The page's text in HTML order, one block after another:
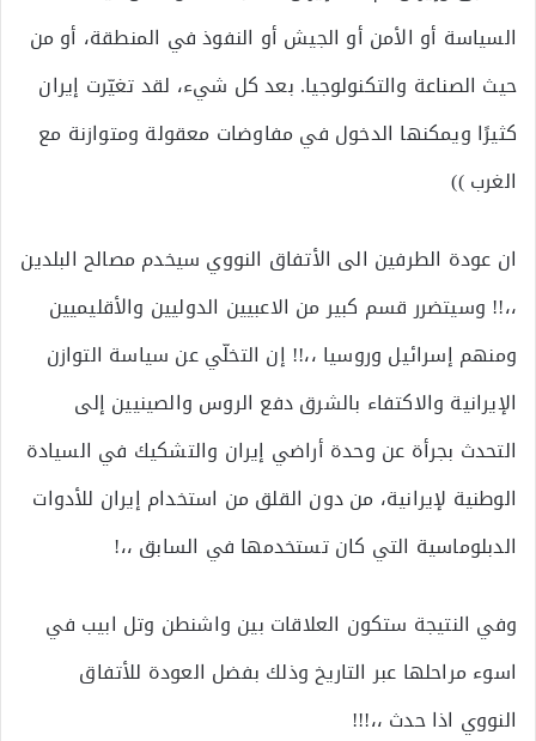
السياسة أو الأمن أو الجيش أو النفوذ في المنطقة، أو من
حيث الصناعة والتكنولوجيا. بعد كل شيء، لقد تغيّرت إيران
كثيرًا ويمكنها الدخول في مفاوضات معقولة ومتوازنة مع
الغرب ))
ان عودة الطرفين الى الأتفاق النووي سيخدم مصالح البلدين
،،!! وسيتضرر قسم كبير من الاعبيين الدوليين والأقليميين
ومنهم إسرائيل وروسيا ،،!! إن التخلّي عن سياسة التوازن
الإيرانية والاكتفاء بالشرق دفع الروس والصينيين إلى
التحدث بجرأة عن وحدة أراضي إيران والتشكيك في السيادة
الوطنية لإيرانية، من دون القلق من استخدام إيران للأدوات
الدبلوماسية التي كان تستخدمها في السابق ،،!
وفي النتيجة ستكون العلاقات بين واشنطن وتل ابيب في
اسوء مراحلها عبر التاريخ وذلك بفضل العودة للأتفاق
النووي اذا حدث ،،!!!